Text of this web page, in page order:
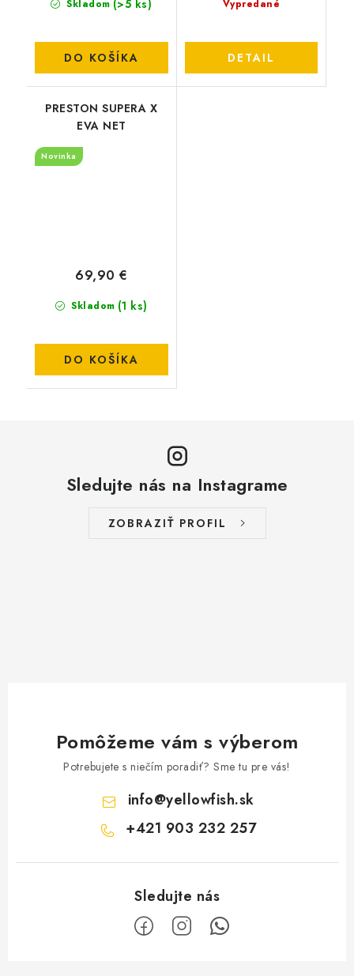
Skladom (>5 ks)
DO KOŠÍKA
Vypredané
DETAIL
PRESTON SUPERA X
EVA NET
Novinka
Skladom (1 ks)
69,90 €
DO KOŠÍKA
Sledujte nás na Instagrame
ZOBRAZIŤ PROFIL
Pomôžeme vám s výberom
Potrebujete s niečím poradiť? Sme tu pre vás!
info@yellowfish.sk
+421 903 232 257